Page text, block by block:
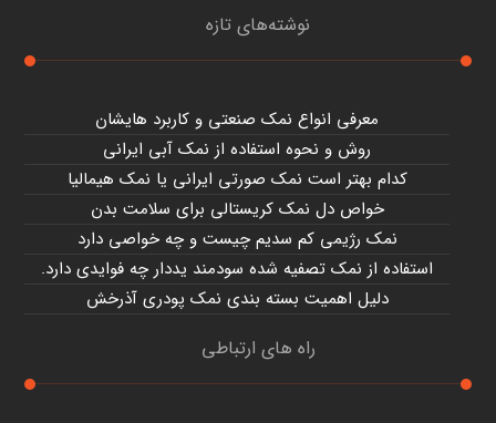
نوشته‌های تازه
معرفی انواع نمک صنعتی و کاربرد هایشان
روش و نحوه استفاده از نمک آبی ایرانی
کدام بهتر است نمک صورتی ایرانی یا نمک هیمالیا
خواص دل نمک کریستالی برای سلامت بدن
نمک رژیمی کم سدیم چیست و چه خواصی دارد
استفاده از نمک تصفیه شده سودمند یددار چه فوایدی دارد.
دلیل اهمیت بسته بندی نمک پودری آذرخش
راه های ارتباطی